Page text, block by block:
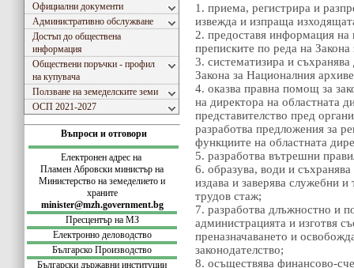
Официални документи
Административно обслужване
Достъп до обществена
информация
Обществени поръчки - профил
на купувача
Ползване на земеделските земи
ОСП 2021-2027
Въпроси и отговори
Електронен адрес на
Пламен Абровски министър на
Министерство на земеделието и
храните
minister@mzh.government.bg
Пресцентър на МЗ
Електронно деловодство
Българско Производство
Български държавни институции
1. приема, регистрира и
извежда и изпраща
2. предоставя информация на
преписките по реда на
3. систематизира и
Закона за Националния
4. оказва правна помощ за
на директора на областната
представителство пред
разработва предложения за
функциите на областната
5. разработва вътрешни
6. образува, води и
издава и заверява служебни
трудов стаж;
7. разработва длъжностно и
администрацията и изготвя
преназначаването и
законодателство;
8. осъществява финансово-